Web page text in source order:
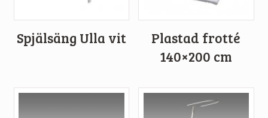
Spjälsäng Ulla vit
Plastad frotté
140×200 cm